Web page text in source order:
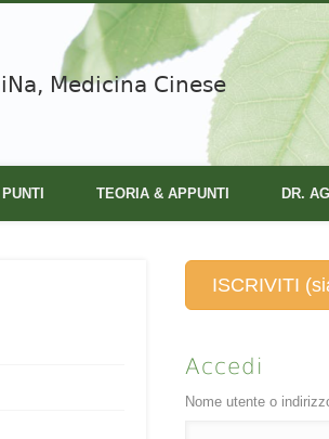
Medicina Cinese
TEORIA & APPUNTI DR.
ISCRIVITI
Accedi
Nome utente o